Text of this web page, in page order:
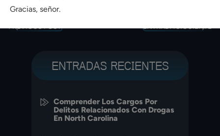
PREVIOUS POST ENTRADA SIGUIENTE
ENTRADAS RECIENTES
Comprender Los Cargos Por
Delitos Relacionados Con Drogas
En North Carolina
Gracias, señor.